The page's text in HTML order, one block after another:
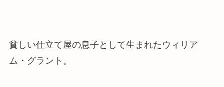
貧しい仕立て屋の息子として生まれたウィリア
ム・グラント。